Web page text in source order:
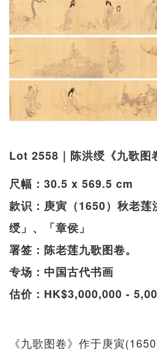
Lot 2558｜陈洪绶《九歌图
尺幅：30.5 x 569.5 cm
款识：庚寅（1650）秋老莲
绶」、「章侯」
署签：陈老莲九歌图卷。
专场：中国古代书画
估价：HK$3,000,000 -
《九歌图卷》作于庚寅